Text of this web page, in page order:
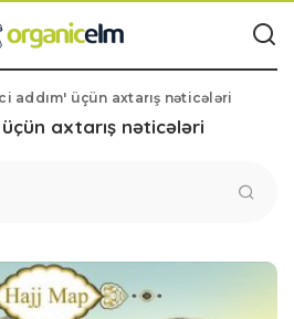
addım' üçün axtarış nəticələri
üçün axtarış nəticələri